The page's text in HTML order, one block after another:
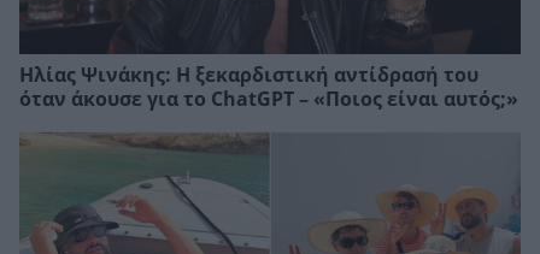
Ηλίας Ψινάκης: Η ξεκαρδιστική αντίδρασή του
όταν άκουσε για το ChatGPT – «Ποιος είναι αυτός;»